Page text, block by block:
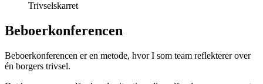
Trivselskarret
Beboerkonferencen
Beboerkonferencen er en metode, hvor I som team reflekterer over
én borgers trivsel.